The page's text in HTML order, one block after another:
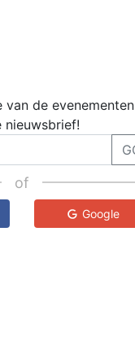
de
nieuwsbrief!
of
Google